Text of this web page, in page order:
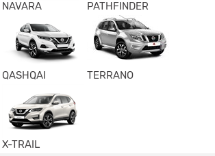
NAVARA PATHFINDER
QASHQAI TERRANO
X-TRAIL